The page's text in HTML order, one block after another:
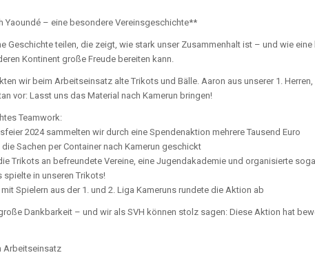
Yaoundé – eine besondere Vereinsgeschichte**
Geschichte teilen, die zeigt, wie stark unser Zusammenhalt ist – und wie eine
Kontinent große Freude bereiten kann.
wir beim Arbeitseinsatz alte Trikots und Bälle. Aaron aus unserer 1.
vor: Lasst uns das Material nach Kamerun bringen!
Teamwork:
2024 sammelten wir durch eine Spendenaktion mehrere Tausend Euro
die Sachen per Container nach Kamerun geschickt
Trikots an befreundete Vereine, eine Jugendakademie und organisierte
spielte in unseren Trikots!
Spielern aus der 1. und 2. Liga Kameruns rundete die Aktion ab
Dankbarkeit – und wir als SVH können stolz sagen: Diese Aktion hat
Arbeitseinsatz